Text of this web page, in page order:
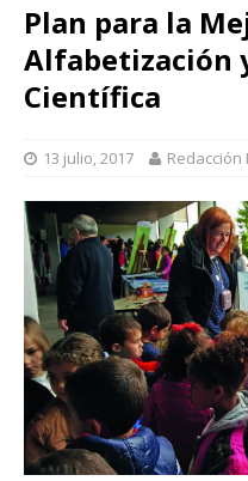
Plan para la
Alfabetización
Científica
13 julio, 2017